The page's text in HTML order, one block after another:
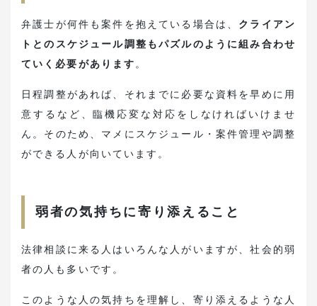
弁護士が何件も案件を抱えている場合は、 クライアン
トとのスケジュール調整もパズルのように組み合わせ
ていく必要があります 。
日程調整があれば、それまでに必要な資料を早めに用
意するなど、臨機応変な対応をしなければいけませ
ん。そのため、マメにスケジュール・案件管理や調整
ができる人が向いています。
弱者の気持ちに寄り添えること
法律相談に来る人はいろんな人がいますが、社会的弱
者の人も多いです。
このような人の気持ちを理解し、寄り添えるような人